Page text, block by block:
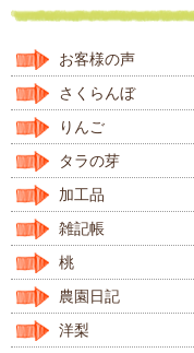
お客様の声
さくらんぼ
りんご
タラの芽
加工品
雑記帳
桃
農園日記
洋梨